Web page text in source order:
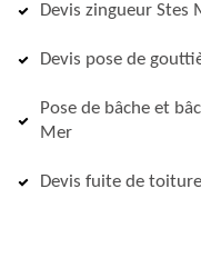
Devis zingueur Stes
Devis pose de
Pose de bâche et
Mer
Devis fuite de